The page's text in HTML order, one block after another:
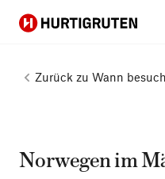
Hurtigruten
Zurück zu Wann
Norwegen im